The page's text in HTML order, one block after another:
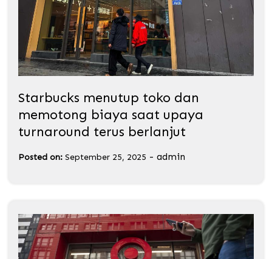
Starbucks menutup toko dan
memotong biaya saat upaya
turnaround terus berlanjut
Posted on: September 25, 2025 - admin